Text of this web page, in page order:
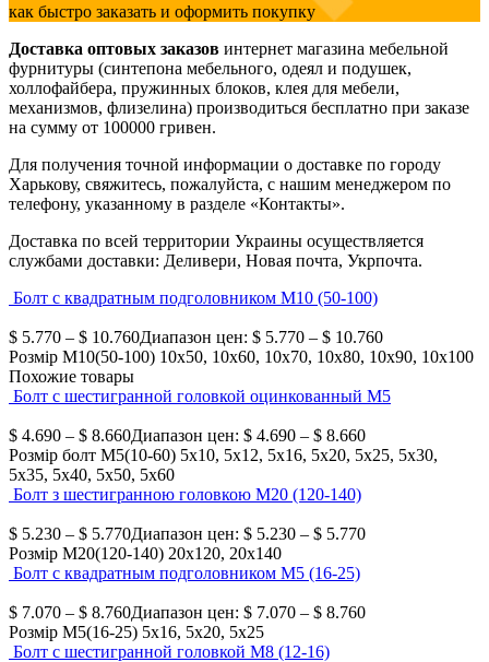
как быстро заказать и оформить покупку
Доставка оптовых заказов интернет магазина мебельной
фурнитуры (синтепона мебельного, одеял и подушек,
холлофайбера, пружинных блоков, клея для мебели,
механизмов, флизелина) производиться бесплатно при заказе
на сумму от 100000 гривен.
Для получения точной информации о доставке по городу
Харькову, свяжитесь, пожалуйста, с нашим менеджером по
телефону, указанному в разделе «Контакты».
Доставка по всей территории Украины осуществляется
службами доставки: Деливери, Новая почта, Укрпочта.
Болт с квадратным подголовником М10 (50-100)
$ 5.770 – $ 10.760Диапазон цен: $ 5.770 – $ 10.760
Розмір М10(50-100) 10х50, 10х60, 10х70, 10х80, 10х90, 10х100
Похожие товары
Болт с шестигранной головкой оцинкованный М5
$ 4.690 – $ 8.660Диапазон цен: $ 4.690 – $ 8.660
Розмір болт М5(10-60) 5х10, 5х12, 5х16, 5х20, 5х25, 5х30,
5х35, 5х40, 5х50, 5х60
Болт з шестигранною головкою М20 (120-140)
$ 5.230 – $ 5.770Диапазон цен: $ 5.230 – $ 5.770
Розмір М20(120-140) 20х120, 20х140
Болт с квадратным подголовником М5 (16-25)
$ 7.070 – $ 8.760Диапазон цен: $ 7.070 – $ 8.760
Розмір М5(16-25) 5х16, 5х20, 5х25
Болт с шестигранной головкой М8 (12-16)